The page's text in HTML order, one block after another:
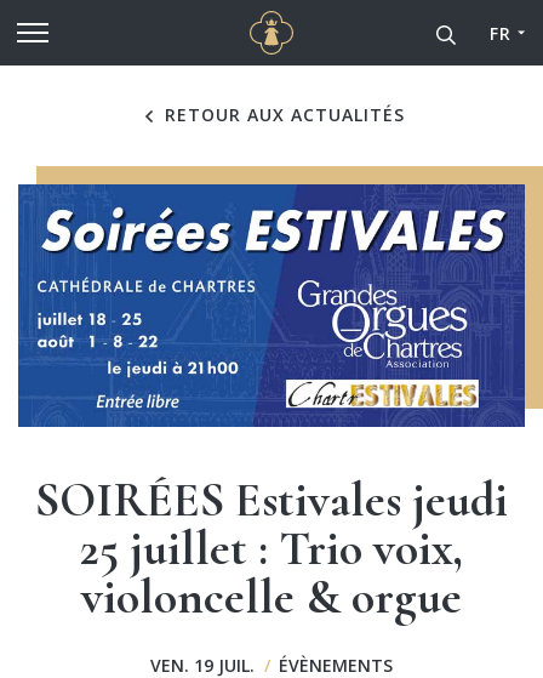
Aller au contenu principal Cathédrale Notre-Dame
FR
RETOUR AUX ACTUALITÉS
SOIRÉES Estivales jeudi
25 juillet : Trio voix,
violoncelle & orgue
VEN. 19 JUIL. / ÉVÈNEMENTS